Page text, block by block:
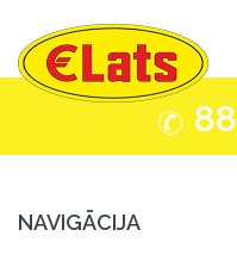
88
NAVIGĀCIJA